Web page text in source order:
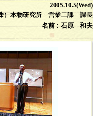
2005.10.5(Wed)
）本物研究所 営業二課 課長
名前：石原 和夫